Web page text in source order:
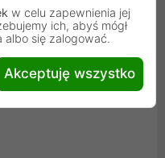
w celu zapewnienia jej
ich, abyś mógł
się zalogować.
Akceptuję wszystko